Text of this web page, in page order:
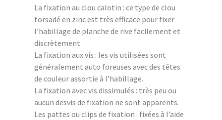
La fixation au clou calotin : ce type de clou
torsadé en zinc est très efficace pour fixer
l’habillage de planche de rive facilement et
discrètement.
La fixation aux vis : les vis utilisées sont
généralement auto foreuses avec des têtes
de couleur assortie à l’habillage.
La fixation avec vis dissimulés : très peu ou
aucun desvis de fixation ne sont apparents.
Les pattes ou clips de fixation : fixées à l’aide